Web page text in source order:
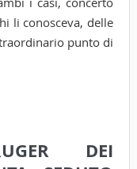
li conosceva, delle
punto di
DEI